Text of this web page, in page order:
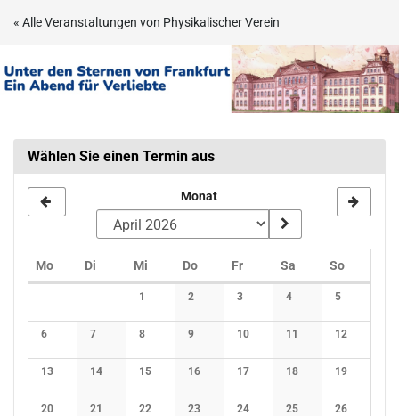
Zum
springen
« Alle Veranstaltungen von Physikalischer Verein
Unter
den
Sternen
von
Frankfurt
Ein
Abend
Verliebte
Wählen Sie einen Termin aus
Monat
MoMontag
Di Dienstag
Mi Mittwoch
DoDonnerstag
FrFreitagSa Samstag
SoSonntag
1
Keine Veranstaltungen
2
Keine Veranstaltungen
3
Keine Veranstaltungen
4
Keine Veranstaltungen
5
Keine
6
Keine Veranstaltungen
7
Keine Veranstaltungen
8
Keine Veranstaltungen
9
Keine Veranstaltungen
10
Keine Veranstaltungen
11
Keine Veranstaltungen
12
Keine
13
Keine Veranstaltungen
14
Keine Veranstaltungen
15
Keine Veranstaltungen
16
Keine Veranstaltungen
17
Keine Veranstaltungen
18
Keine Veranstaltungen
19
Keine
20 21 22 23 24 25 26